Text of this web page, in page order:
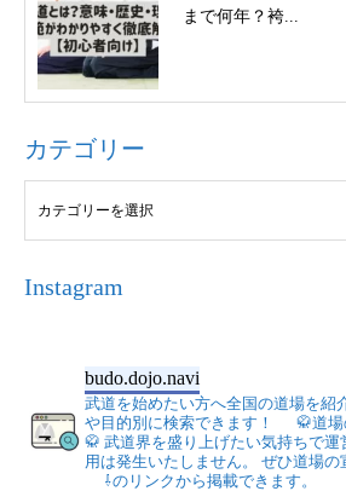
まで何年？袴...
カテゴリー
Instagram
budo.dojo.navi
武道を始めたい方へ全国の道場を紹
や目的別に検索できます！
🥋道
🥋 武道界を盛り上げたい気持ちで
用は発生いたしません。
ぜひ道場の
⇩のリンクから掲載できます。